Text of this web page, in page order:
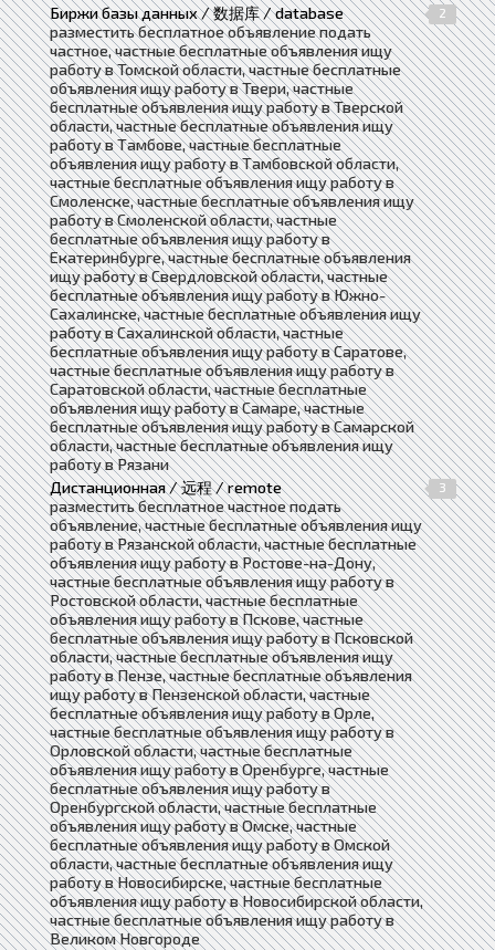
Биржи базы данных / 数据库 / database
2
разместить бесплатное объявление подать
частное, частные бесплатные объявления ищу
работу в Томской области, частные бесплатные
объявления ищу работу в Твери, частные
бесплатные объявления ищу работу в Тверской
области, частные бесплатные объявления ищу
работу в Тамбове, частные бесплатные
объявления ищу работу в Тамбовской области,
частные бесплатные объявления ищу работу в
Смоленске, частные бесплатные объявления ищу
работу в Смоленской области, частные
бесплатные объявления ищу работу в
Екатеринбурге, частные бесплатные объявления
ищу работу в Свердловской области, частные
бесплатные объявления ищу работу в Южно-
Сахалинске, частные бесплатные объявления ищу
работу в Сахалинской области, частные
бесплатные объявления ищу работу в Саратове,
частные бесплатные объявления ищу работу в
Саратовской области, частные бесплатные
объявления ищу работу в Самаре, частные
бесплатные объявления ищу работу в Самарской
области, частные бесплатные объявления ищу
работу в Рязани
Дистанционная / 远程 / remote
3
разместить бесплатное частное подать
объявление, частные бесплатные объявления ищу
работу в Рязанской области, частные бесплатные
объявления ищу работу в Ростове-на-Дону,
частные бесплатные объявления ищу работу в
Ростовской области, частные бесплатные
объявления ищу работу в Пскове, частные
бесплатные объявления ищу работу в Псковской
области, частные бесплатные объявления ищу
работу в Пензе, частные бесплатные объявления
ищу работу в Пензенской области, частные
бесплатные объявления ищу работу в Орле,
частные бесплатные объявления ищу работу в
Орловской области, частные бесплатные
объявления ищу работу в Оренбурге, частные
бесплатные объявления ищу работу в
Оренбургской области, частные бесплатные
объявления ищу работу в Омске, частные
бесплатные объявления ищу работу в Омской
области, частные бесплатные объявления ищу
работу в Новосибирске, частные бесплатные
объявления ищу работу в Новосибирской области,
частные бесплатные объявления ищу работу в
Великом Новгороде